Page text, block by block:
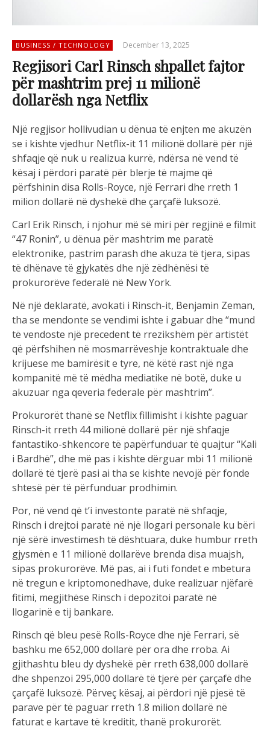
BUSINESS / TECHNOLOGY December 13, 2025
Regjisori Carl Rinsch shpallet fajtor
për mashtrim prej 11 milionë
dollarësh nga Netflix
Një regjisor hollivudian u dënua të enjten me akuzën
se i kishte vjedhur Netflix-it 11 milionë dollarë për një
shfaqje që nuk u realizua kurrë, ndërsa në vend të
kësaj i përdori paratë për blerje të majme që
përfshinin disa Rolls-Royce, një Ferrari dhe rreth 1
milion dollarë në dyshekë dhe çarçafë luksozë.
Carl Erik Rinsch, i njohur më së miri për regjinë e filmit
“47 Ronin”, u dënua për mashtrim me paratë
elektronike, pastrim parash dhe akuza të tjera, sipas
të dhënave të gjykatës dhe një zëdhënësi të
prokurorëve federalë në New York.
Në një deklaratë, avokati i Rinsch-it, Benjamin Zeman,
tha se mendonte se vendimi ishte i gabuar dhe “mund
të vendoste një precedent të rrezikshëm për artistët
që përfshihen në mosmarrëveshje kontraktuale dhe
krijuese me bamirësit e tyre, në këtë rast një nga
kompanitë më të mëdha mediatike në botë, duke u
akuzuar nga qeveria federale për mashtrim”.
Prokurorët thanë se Netflix fillimisht i kishte paguar
Rinsch-it rreth 44 milionë dollarë për një shfaqje
fantastiko-shkencore të papërfunduar të quajtur “Kali
i Bardhë”, dhe më pas i kishte dërguar mbi 11 milionë
dollarë të tjerë pasi ai tha se kishte nevojë për fonde
shtesë për të përfunduar prodhimin.
Por, në vend që t’i investonte paratë në shfaqje,
Rinsch i drejtoi paratë në një llogari personale ku bëri
një sërë investimesh të dështuara, duke humbur rreth
gjysmën e 11 milionë dollarëve brenda disa muajsh,
sipas prokurorëve. Më pas, ai i futi fondet e mbetura
në tregun e kriptomonedhave, duke realizuar njëfarë
fitimi, megjithëse Rinsch i depozitoi paratë në
llogarinë e tij bankare.
Rinsch që bleu pesë Rolls-Royce dhe një Ferrari, së
bashku me 652,000 dollarë për ora dhe rroba. Ai
gjithashtu bleu dy dyshekë për rreth 638,000 dollarë
dhe shpenzoi 295,000 dollarë të tjerë për çarçafë dhe
çarçafë luksozë. Përveç kësaj, ai përdori një pjesë të
parave për të paguar rreth 1.8 milion dollarë në
faturat e kartave të kreditit, thanë prokurorët.